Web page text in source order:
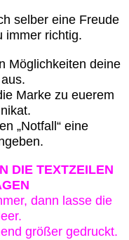
selber eine Freude
immer richtig.
Möglichkeiten deine
Marke zu euerem
„Notfall“ eine
DIE TEXTZEILEN
dann lasse die
größer gedruckt.